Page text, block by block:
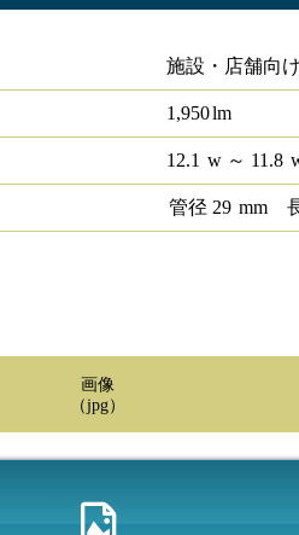
施設・店舗向
1,950lm
12.1 w～ 11.8
管径 29 mm
画像
（jpg）